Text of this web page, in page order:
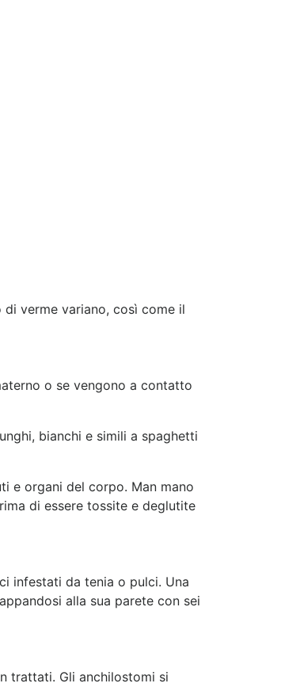
verme variano, così come il
o se vengono a contatto
bianchi e simili a spaghetti
e organi del corpo. Man mano
di essere tossite e deglutite
infestati da tenia o pulci. Una
alla sua parete con sei
trattati. Gli anchilostomi si